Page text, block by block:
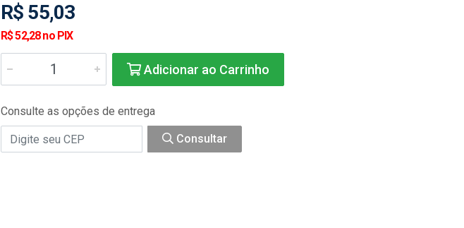
R$ 55,03
R$ 52,28 no PIX
Adicionar ao Carrinho
Consulte as opções de entrega
Consultar